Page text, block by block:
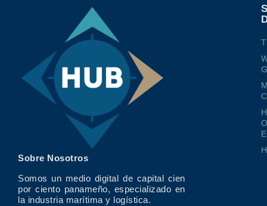
Sobre Nosotros
Somos un medio digital de capital cien
por ciento panameño, especializado en
la industria marítima y logística.